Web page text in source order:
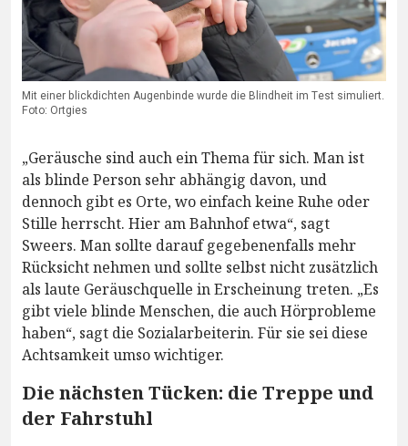
Mit einer blickdichten Augenbinde wurde die Blindheit im Test simuliert.
Foto: Ortgies
„Geräusche sind auch ein Thema für sich. Man ist
als blinde Person sehr abhängig davon, und
dennoch gibt es Orte, wo einfach keine Ruhe oder
Stille herrscht. Hier am Bahnhof etwa“, sagt
Sweers. Man sollte darauf gegebenenfalls mehr
Rücksicht nehmen und sollte selbst nicht zusätzlich
als laute Geräuschquelle in Erscheinung treten. „Es
gibt viele blinde Menschen, die auch Hörprobleme
haben“, sagt die Sozialarbeiterin. Für sie sei diese
Achtsamkeit umso wichtiger.
Die nächsten Tücken: die Treppe und
der Fahrstuhl